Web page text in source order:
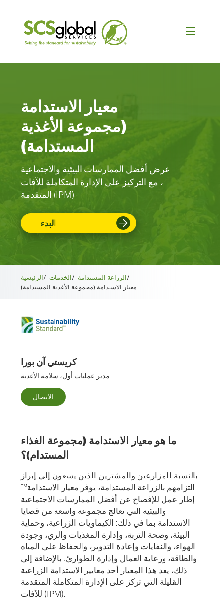
معيار الاستدامة
(مجموعة الأغذية
المستدامة)
عرض أفضل الممارسات البيئية والاجتماعية
، مع التركيز على الإدارة المتكاملة للآفات
المتقدمة (IPM)
البدء
الرئيسية/ الخدمات/ الزراعة المستدامة/
معيار الاستدامة (مجموعة الأغذية المستدامة)
كريستي آن بورا
مدير عمليات أول، سلامة الأغذية
الاتصال
ما هو معيار الاستدامة (مجموعة الغذاء
المستدام)؟
بالنسبة للمزارعين والمشترين الذين يسعون إلى إبراز
التزامهم بالزراعة المستدامة، يوفر معيار الاستدامة™
إطار عمل للإفصاح عن أفضل الممارسات الاجتماعية
والبيئية التي تعالج مجموعة واسعة من قضايا
الاستدامة بما في ذلك: الكيماويات الزراعية، وحماية
البيئة، وصحة التربة، وإدارة المغذيات والري، وجودة
الهواء، والنفايات وإعادة التدوير، والحفاظ على المياه
والطاقة، ورعاية العمال وإدارة الطوارئ. بالإضافة إلى
ذلك، يعد هذا المعيار أحد معايير الاستدامة الزراعية
القليلة التي تركز على الإدارة المتكاملة المتقدمة
للآفات (IPM).